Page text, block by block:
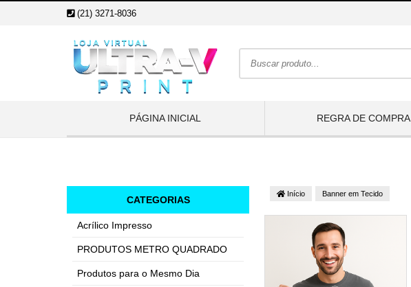
(21) 3271-8036
PÁGINA INICIAL REGRA DE COMPRA
CATEGORIAS
Acrílico Impresso
PRODUTOS METRO QUADRADO
Produtos para o Mesmo Dia
Início Banner em Tecido